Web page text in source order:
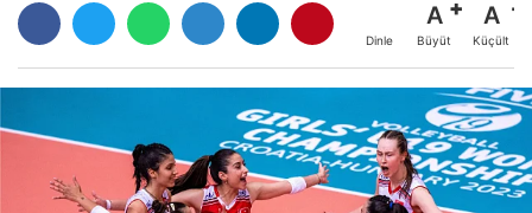
Dinle
A
Büyüt
A
Küçült